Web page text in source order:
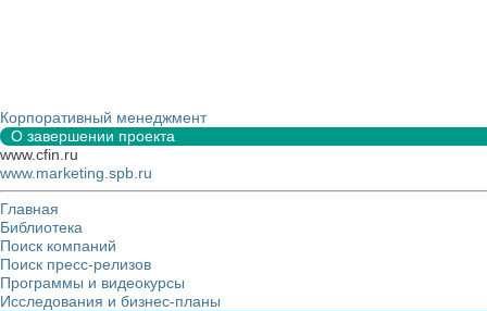
Корпоративный менеджмент
О завершении проекта
www.cfin.ru
www.marketing.spb.ru
Главная
Библиотека
Поиск компаний
Поиск пресс-релизов
Программы и видеокурсы
Исследования и бизнес-планы